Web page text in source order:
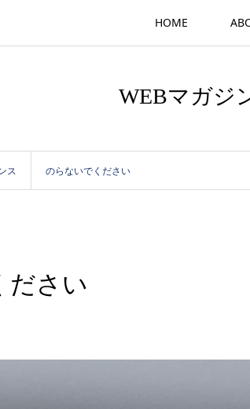
HOME
WEBマガジ
ス のらないでください
ださい